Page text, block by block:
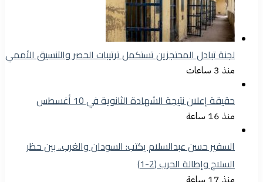
لجنة تبادل المحتجزين تستكمل ترتيبات الحصر والتنسيق الأممي
منذ 3 ساعات
حقيقة إعلان نتيجة الشهادة الثانوية في 10 أغسطس
منذ 16 ساعة
السفير حسن عبدالسلام يكتب: السودان والغرب.. بين حظر
السلاح وإطالة الحرب (2-1)